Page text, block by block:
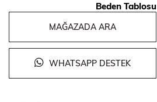
Beden Tablosu
MAĞAZADA ARA
WHATSAPP DESTEK